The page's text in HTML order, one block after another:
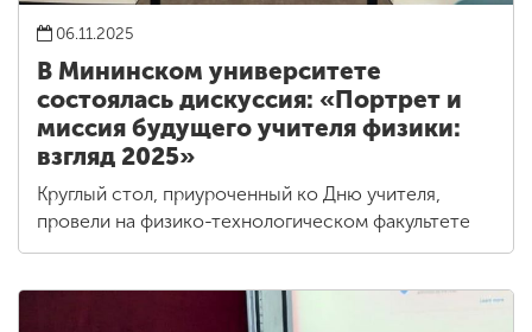
06.11.2025
В Мининском университете
состоялась дискуссия: «Портрет и
миссия будущего учителя физики:
взгляд 2025»
Круглый стол, приуроченный ко Дню учителя,
провели на физико-технологическом факультете